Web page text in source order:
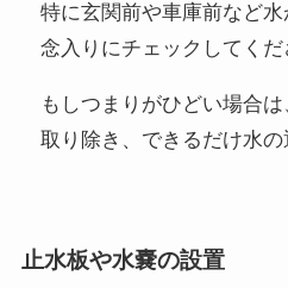
特に玄関前や車庫前など
念入りにチェックしてくだ
もしつまりがひどい場合
取り除き、できるだけ水の
止水板や水嚢の設置